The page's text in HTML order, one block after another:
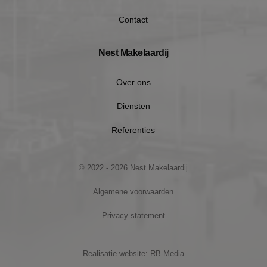
Contact
Nest Makelaardij
Over ons
Diensten
Referenties
© 2022 - 2026 Nest Makelaardij
Algemene voorwaarden
Privacy statement
Realisatie website: RB-Media